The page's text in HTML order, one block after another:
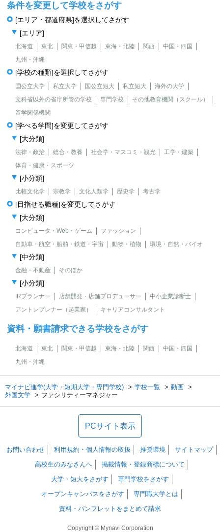
条件を変更して学校をさがす
[エリア・都道府県]を選択してさがす
[エリア]
北海道 東北 関東・甲信越 東海・北陸 関西
中国・四国
九州・沖縄
[学校の種類]を選択してさがす
国公立大学 私立大学 国公立短大 私立短大
海外の大学
文科省以外の省庁所管の学校
専門学校
その他教育機関（スクール）
留学関係機関
[学べる学問]を変更してさがす
[大分類]
法律・政治 総合・教養 社会学・マスコミ・観光
工学・建築
体育・健康・スポーツ
[小分類]
比較文化学 宗教学 文化人類学 歴史学 考古学
[目指せる職種]を変更してさがす
[大分類]
コンピュータ・Web・ゲーム
ファッション
自動車・航空・船舶・鉄道・宇宙
動物・植物 環境・自然・バイオ
[中分類]
金融・不動産 そのほか
[小分類]
IRプランナー 店舗開発・店舗プロデューサー
中小企業診断士
アントレプレナー（起業家）
キャリアコンサルタント
資料・願書請求できる学校をさがす
北海道 東北 関東・甲信越 東海・北陸 関西
中国・四国
九州・沖縄
マイナビ進学(大学・短期大学・専門学校) 学校一覧
動画
外国文学
ファシリティーマネジャー
PCサイト表示
お問い合わせ 利用規約・個人情報の取扱 推奨環境
サイトマップ
高校生のみなさんへ
掲載情報・登録商標について
大学・短大をさがす
専門学校をさがす
オープンキャンパスをさがす
専門職大学とは
資料・パンフレットをまとめて請求
Copyright © Mynavi Corporation